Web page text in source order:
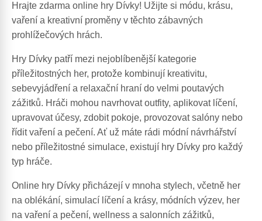
Hrajte zdarma online hry Dívky! Užijte si módu, krásu,
vaření a kreativní proměny v těchto zábavných
prohlížečových hrách.
Hry Dívky patří mezi nejoblíbenější kategorie
příležitostných her, protože kombinují kreativitu,
sebevyjádření a relaxační hraní do velmi poutavých
zážitků. Hráči mohou navrhovat outfity, aplikovat líčení,
upravovat účesy, zdobit pokoje, provozovat salóny nebo
řídit vaření a pečení. Ať už máte rádi módní návrhářství
nebo příležitostné simulace, existují hry Dívky pro každý
typ hráče.
Online hry Dívky přicházejí v mnoha stylech, včetně her
na oblékání, simulací líčení a krásy, módních výzev, her
na vaření a pečení, wellness a salonních zážitků,